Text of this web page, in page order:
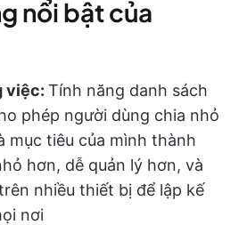
nổi bật của
việc: Tính năng danh sách
phép người dùng chia nhỏ
mục tiêu của mình thành
hơn, dễ quản lý hơn, và
nhiều thiết bị để lập kế
nơi